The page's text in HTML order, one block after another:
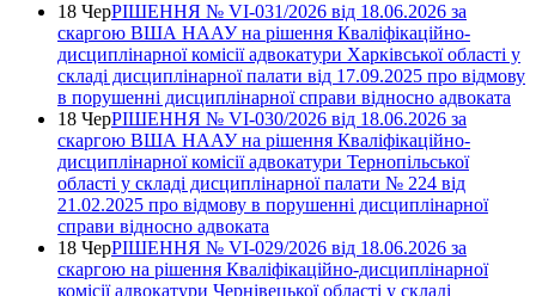
18 ЧерРІШЕННЯ № VІ-031/2026 від 18.06.2026 за
скаргою ВША НААУ на рішення Кваліфікаційно-
дисциплінарної комісії адвокатури Харківської області у
складі дисциплінарної палати від 17.09.2025 про відмову
в порушенні дисциплінарної справи відносно адвоката
18 ЧерРІШЕННЯ № VІ-030/2026 від 18.06.2026 за
скаргою ВША НААУ на рішення Кваліфікаційно-
дисциплінарної комісії адвокатури Тернопільської
області у складі дисциплінарної палати № 224 від
21.02.2025 про відмову в порушенні дисциплінарної
справи відносно адвоката
18 ЧерРІШЕННЯ № VІ-029/2026 від 18.06.2026 за
скаргою на рішення Кваліфікаційно-дисциплінарної
комісії адвокатури Чернівецької області у складі